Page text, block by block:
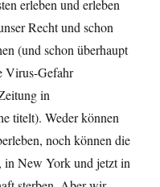
erleben und erleben
Recht und schon
(und schon überhaupt
Virus-Gefahr
in
titelt). Weder können
noch können die
in New York und jetzt in